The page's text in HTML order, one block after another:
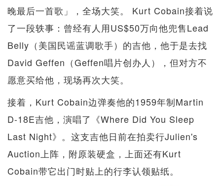
晚最后一首歌」，全场大笑。 Kurt Cobain接着说
了一段轶事：曾经有人用US$50万向他兜售Lead
Belly（美国民谣蓝调歌手）的吉他，他于是去找
David Geffen（Geffen唱片创办人），但对方不
愿意买给他，现场再次大笑。
接着，Kurt Cobain边弹奏他的1959年制Martin
D-18E吉他，演唱了《Where Did You Sleep
Last Night》。这支吉他日前在拍卖行Julien's
Auction上阵，附原装硬盒，上面还有Kurt
Cobain带它出门时贴上的行李认领贴纸。